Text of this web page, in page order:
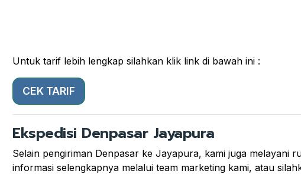
Untuk tarif lebih lengkap silahkan klik link di bawah ini :
CEK TARIF
Ekspedisi Denpasar Jayapura
Selain pengiriman Denpasar ke Jayapura, kami juga melayani
informasi selengkapnya melalui team marketing kami, atau